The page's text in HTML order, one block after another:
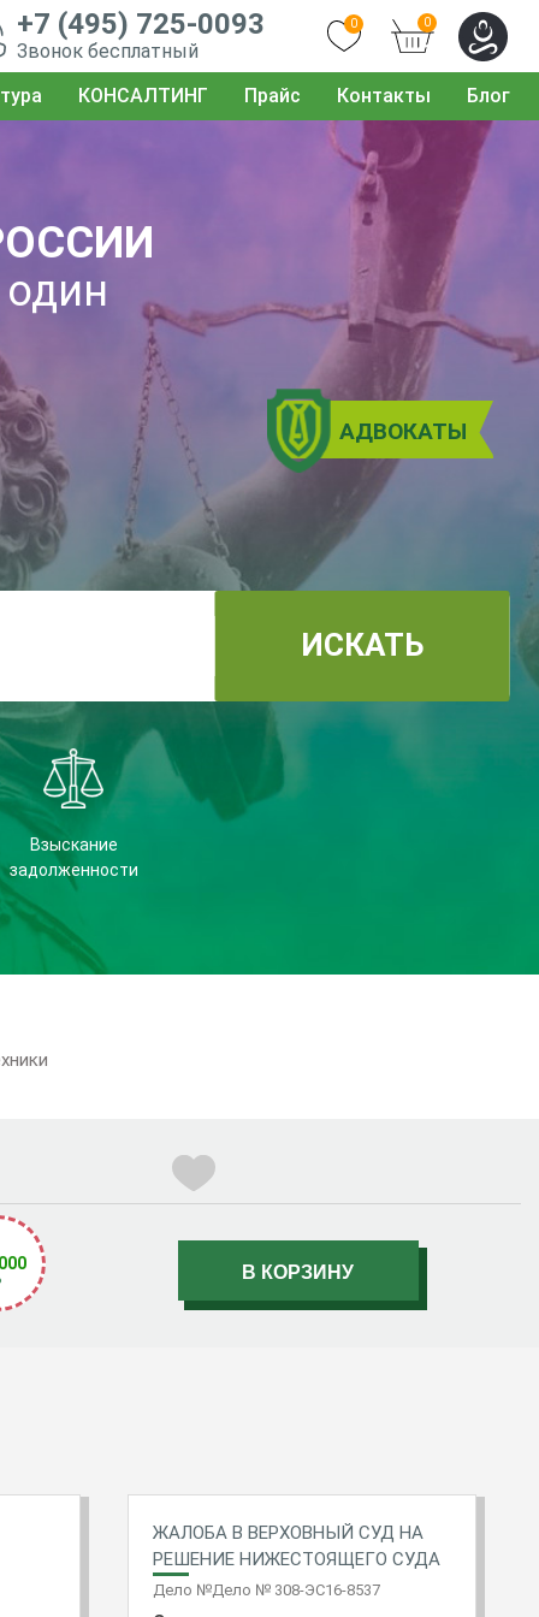
+7 (495) 725-0093
Звонок бесплатный
0 0
КОНСАЛТИНГ Прайс Контакты Блог
ИСКАТЬ
АДВОКАТЫ
Взыскание
задолженности
ЖАЛОБА В ВЕРХОВНЫЙ СУД НА
РЕШЕНИЕ НИЖЕСТОЯЩЕГО СУДА
Дело №Дело № 308-ЭС16-8537